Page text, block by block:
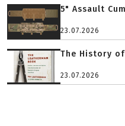
5" Assault
23.07.2026
The History
23.07.2026